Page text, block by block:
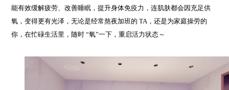
能有效缓解疲劳、改善睡眠，提升身体免疫力，连肌肤都会因充足供
氧，变得更有光泽 ，无论是经常熬夜加班的 TA，还是为家庭操劳的
你，在忙碌生活里，随时 “氧”一下，重启活力状态～